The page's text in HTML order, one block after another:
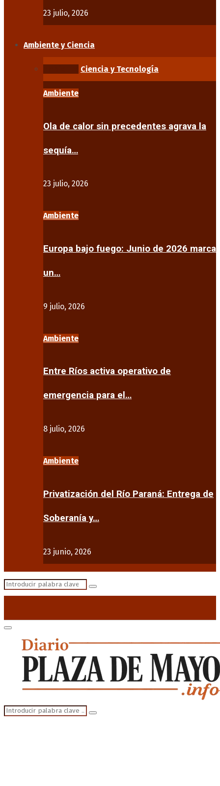
23 julio, 2026
Ambiente y Ciencia
Ciencia y Tecnología
Ambiente
Ola de calor sin precedentes agrava la
sequía…
23 julio, 2026
Ambiente
Europa bajo fuego: Junio de 2026 marca
un…
9 julio, 2026
Ambiente
Entre Ríos activa operativo de
emergencia para el…
8 julio, 2026
Ambiente
Privatización del Río Paraná: Entrega de
Soberanía y…
23 junio, 2026
Search
Search
Primary
Menu
Search
for:
Search